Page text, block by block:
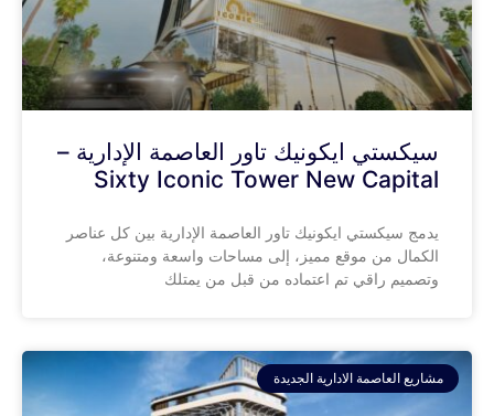
سيكستي ايكونيك تاور العاصمة الإدارية –
Sixty Iconic Tower New Capital
يدمج سيكستي ايكونيك تاور العاصمة الإدارية بين كل عناصر
الكمال من موقع مميز، إلى مساحات واسعة ومتنوعة،
وتصميم راقي تم اعتماده من قبل من يمتلك
مشاريع العاصمة الادارية الجديدة